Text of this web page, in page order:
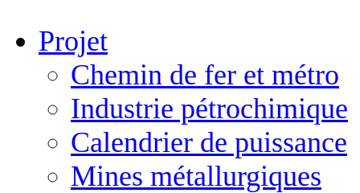
Projet
Chemin de fer et métro
Industrie pétrochimique
Calendrier de puissance
Mines métallurgiques